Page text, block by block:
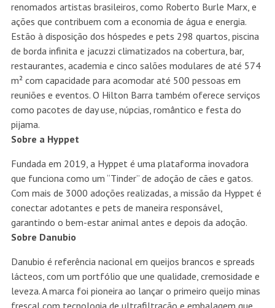
renomados artistas brasileiros, como Roberto Burle Marx, e
ações que contribuem com a economia de água e energia.
Estão à disposição dos hóspedes e pets 298 quartos, piscina
de borda infinita e jacuzzi climatizados na cobertura, bar,
restaurantes, academia e cinco salões modulares de até 574
m² com capacidade para acomodar até 500 pessoas em
reuniões e eventos. O Hilton Barra também oferece serviços
como pacotes de day use, núpcias, romântico e festa do
pijama.
Sobre a Hyppet
Fundada em 2019, a Hyppet é uma plataforma inovadora
que funciona como um “Tinder” de adoção de cães e gatos.
Com mais de 3000 adoções realizadas, a missão da Hyppet é
conectar adotantes e pets de maneira responsável,
garantindo o bem-estar animal antes e depois da adoção.
Sobre Danubio
Danubio é referência nacional em queijos brancos e spreads
lácteos, com um portfólio que une qualidade, cremosidade e
leveza. A marca foi pioneira ao lançar o primeiro queijo minas